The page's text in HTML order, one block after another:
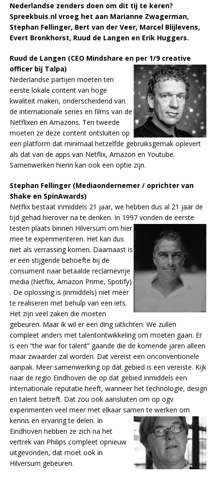
Nederlandse zenders doen om dit tij te keren?
Spreekbuis.nl vroeg het aan Marianne Zwagerman,
Stephan Fellinger, Bert van der Veer, Marcel Blijlevens,
Evert Bronkhorst, Ruud de Langen en Erik Huggers.
Ruud de Langen (CEO Mindshare en per 1/9 creative
officer bij Talpa)
Nederlandse partijen moeten ten
eerste lokale content van hoge
kwaliteit maken, onderscheidend van
de internationale series en films van de
Netflixen en Amazons. Ten tweede
moeten ze deze content ontsluiten op
een platform dat minimaal hetzelfde gebruiksgemak oplevert
als dat van de apps van Netflix, Amazon en Youtube.
Samenwerken hierin kan ook een optie zijn.
Stephan Fellinger (Mediaondernemer / oprichter van
Shake en SpinAwards)
Netflix bestaat inmiddels 21 jaar, we hebben dus al 21 jaar de
tijd gehad hierover na te denken. In 1997 vonden de eerste
testen plaats binnen Hilversum om hier
mee te experimenteren. Het kan dus
niet als verrassing komen. Daarnaast is
er een stijgende behoefte bij de
consument naar betaalde reclamevrije
media (Netflix, Amazon Prime, Spotify)
. De oplossing is (inmiddels) niet meer
te realiseren met behulp van een iets.
Het zijn veel zaken die moeten
gebeuren. Maar ik wil er een ding uitlichten. We zullen
compleet anders met talentontwikkeling om moeten gaan. Er
is een “the war for talent” gaande die de komende jaren alleen
maar zwaarder zal worden. Dat vereist een onconventionele
aanpak. Meer samenwerking op dat gebied is een vereiste. Kijk
naar de regio Eindhoven die op dat gebied inmiddels een
internationale reputatie heeft, wanneer het technologie, design
en talent betreft. Dat zou ook aansluiten om op ogv
experimenten veel meer met elkaar samen te werken om
kennis en ervaring te delen. In
Eindhoven hebben ze zich na het
vertrek van Philips compleet opnieuw
uitgevonden, dat moet ook in
Hilversum gebeuren.